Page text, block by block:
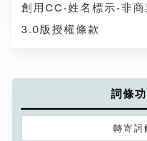
創用CC-姓名標示-非
3.0版授權條款
詞條
轉寄詞